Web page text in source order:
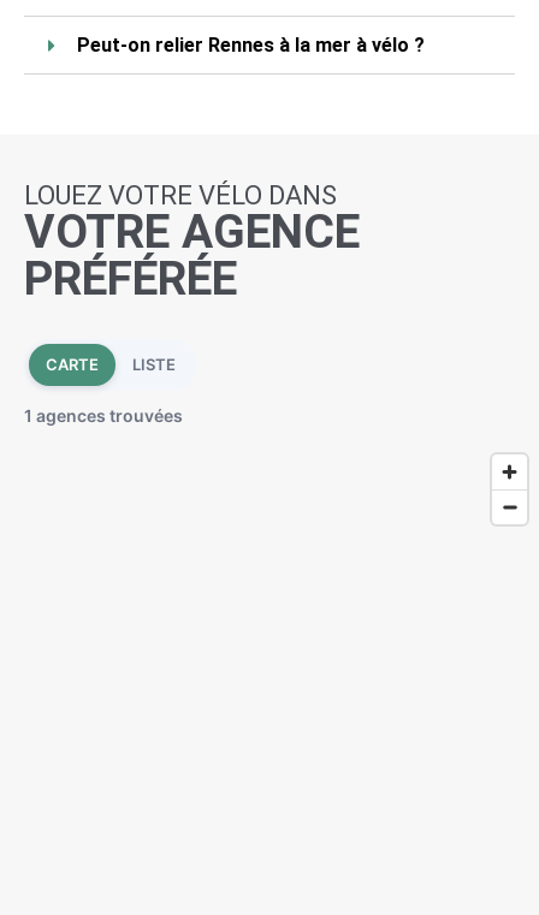
Peut-on relier Rennes à la mer à vélo ?
LOUEZ VOTRE VÉLO DANS
VOTRE AGENCE
PRÉFÉRÉE
CARTE LISTE
1 agences trouvées